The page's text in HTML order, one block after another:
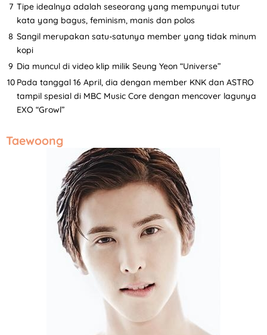
Tipe idealnya adalah seseorang yang mempunyai tutur
kata yang bagus, feminism, manis dan polos
Sangil merupakan satu-satunya member yang tidak minum
kopi
Dia muncul di video klip milik Seung Yeon “Universe”
Pada tanggal 16 April, dia dengan member KNK dan ASTRO
tampil spesial di MBC Music Core dengan mencover lagunya
EXO “Growl”
Taewoong